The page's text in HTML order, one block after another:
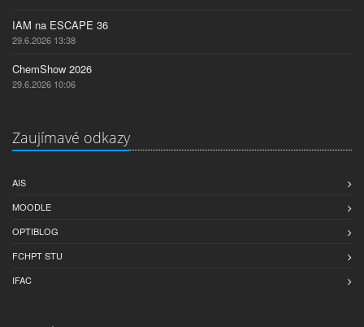
IAM na ESCAPE 36
29.6.2026 13:38
ChemShow 2026
29.6.2026 10:06
Zaujímavé odkazy
AIS
MOODLE
OPTIBLOG
FCHPT STU
IFAC